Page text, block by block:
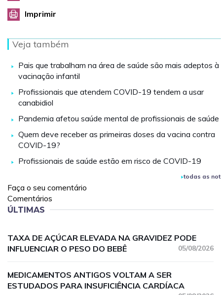
Imprimir
Veja também
Pais que trabalham na área de saúde são mais adeptos à
vacinação infantil
Profissionais que atendem COVID-19 tendem a usar
canabidiol
Pandemia afetou saúde mental de profissionais de saúde
Quem deve receber as primeiras doses da vacina contra
COVID-19?
Profissionais de saúde estão em risco de COVID-19
todas as
Faça o seu comentário
Comentários
ÚLTIMAS
TAXA DE AÇÚCAR ELEVADA NA GRAVIDEZ PODE
INFLUENCIAR O PESO DO BEBÊ
05/08/2026
MEDICAMENTOS ANTIGOS VOLTAM A SER
ESTUDADOS PARA INSUFICIÊNCIA CARDÍACA